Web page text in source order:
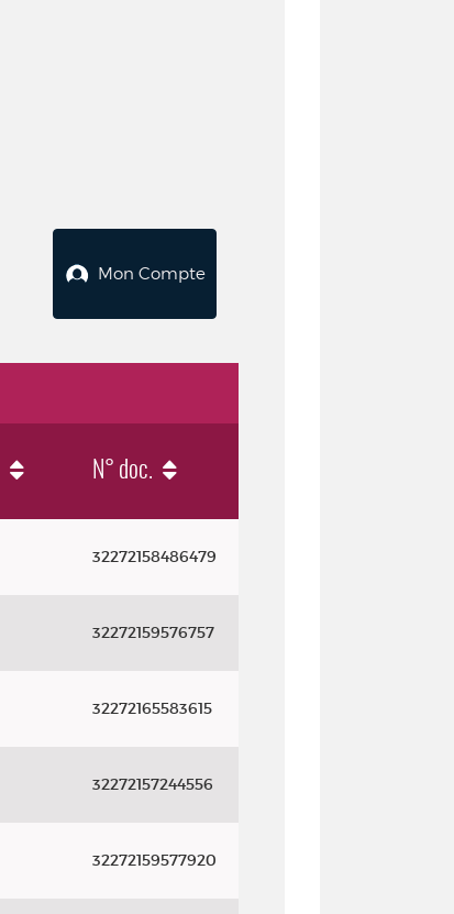
Mon Compte
N° doc.
32272158486479
32272159576757
32272165583615
32272157244556
32272159577920